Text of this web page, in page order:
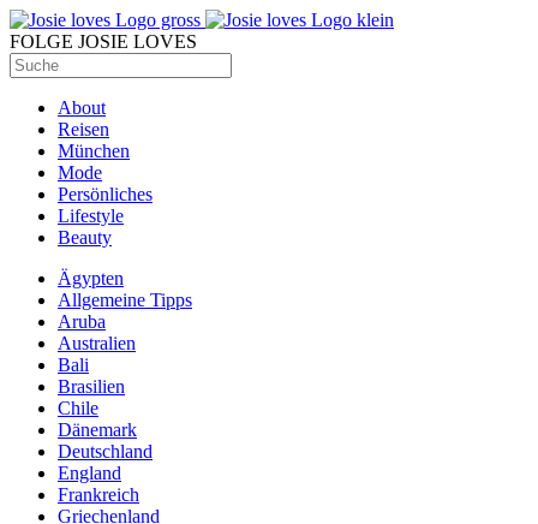
FOLGE JOSIE LOVES
About
Reisen
München
Mode
Persönliches
Lifestyle
Beauty
Ägypten
Allgemeine Tipps
Aruba
Australien
Bali
Brasilien
Chile
Dänemark
Deutschland
England
Frankreich
Griechenland